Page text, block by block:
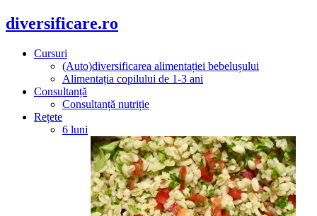
diversificare.ro
Cursuri
(Auto)diversificarea alimentației bebelușului
Alimentația copilului de 1-3 ani
Consultanță
Consultanță nutriție
Rețete
6 luni